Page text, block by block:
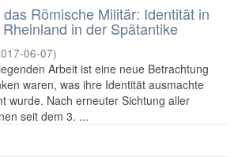
Römische Militär: Identität in
in der Spätantike
06-07)
Arbeit ist eine neue Betrachtung
waren, was ihre Identität ausmachte
wurde. Nach erneuter Sichtung aller
seit dem 3. ...